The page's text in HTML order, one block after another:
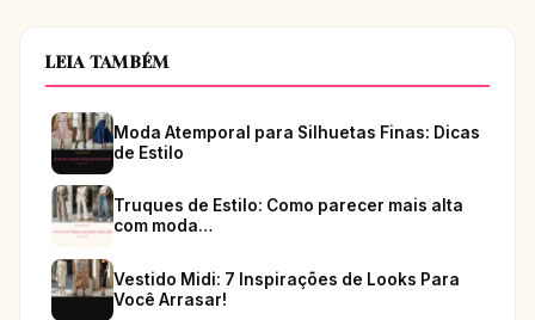
LEIA TAMBÉM
Moda Atemporal para Silhuetas Finas: Dicas
de Estilo
Truques de Estilo: Como parecer mais alta
com moda…
Vestido Midi: 7 Inspirações de Looks Para
Você Arrasar!